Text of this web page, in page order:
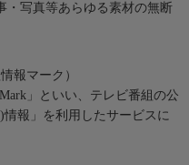
・写真等あらゆる素材の無断
報マーク）
」といい、テレビ番組の公
情報」を利用したサービスに